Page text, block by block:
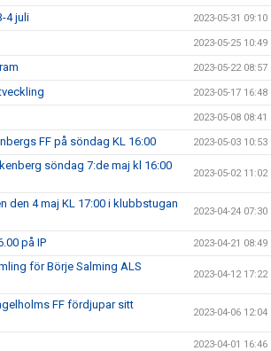
4 juli 2023-05-31 09:10
2023-05-25 10:49
2023-05-22 08:57
2023-05-17 16:48
2023-05-08 08:41
FF på söndag KL 16:00 2023-05-03 10:53
söndag 7:de maj kl 16:00
2023-05-02 11:02
den 4 maj KL 17:00 i klubbstugan
2023-04-24 07:30
på IP 2023-04-21 08:49
för Börje Salming ALS
2023-04-12 17:22
FF fördjupar sitt
2023-04-06 12:04
2023-04-01 16:46